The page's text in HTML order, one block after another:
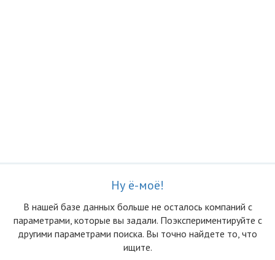
Ну ё-моё!
В нашей базе данных больше не осталоcь компаний с
параметрами, которые вы задали. Поэкспериментируйте с
другими параметрами поиска. Вы точно найдете то, что
ищите.